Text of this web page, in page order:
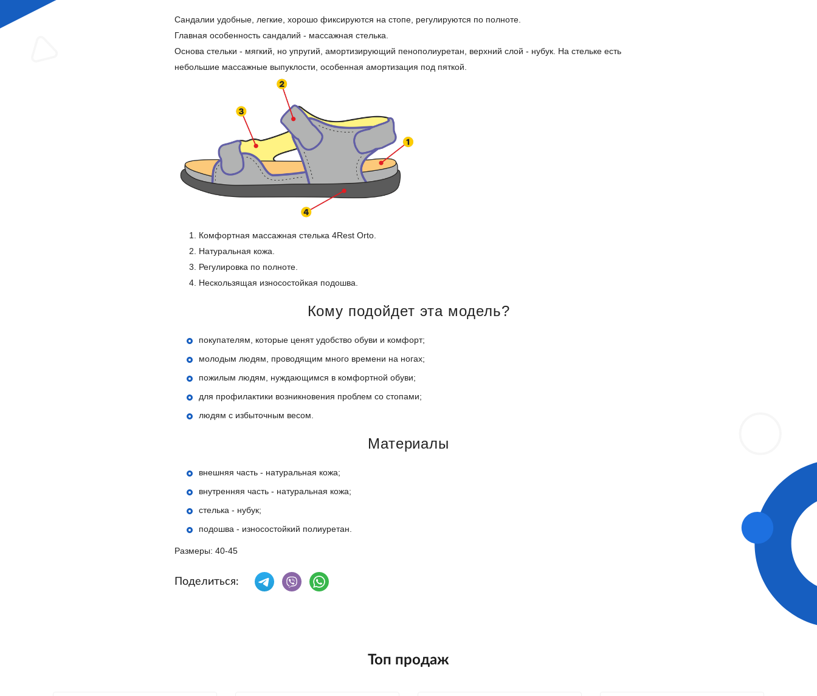
Сандалии удобные, легкие, хорошо фиксируются на стопе, регулируются по полноте.
Главная особенность сандалий - массажная стелька.
Основа стельки - мягкий, но упругий, амортизирующий пенополиуретан, верхний слой - нубук. На стельке есть
небольшие массажные выпуклости, особенная амортизация под пяткой.
Комфортная массажная стелька 4Rest Orto.
Натуральная кожа.
Регулировка по полноте.
Нескользящая износостойкая подошва.
Кому подойдет эта модель?
покупателям, которые ценят удобство обуви и комфорт;
молодым людям, проводящим много времени на ногах;
пожилым людям, нуждающимся в комфортной обуви;
для профилактики возникновения проблем со стопами;
людям с избыточным весом.
Материалы
внешняя часть - натуральная кожа;
внутренняя часть - натуральная кожа;
стелька - нубук;
подошва - износостойкий полиуретан.
Размеры: 40-45
Поделиться:
Топ продаж